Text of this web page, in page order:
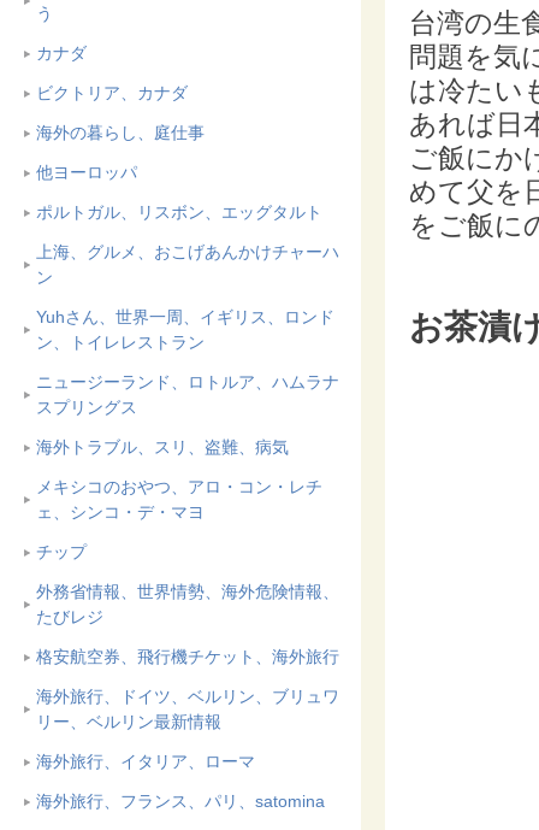
う
カナダ
ビクトリア、カナダ
海外の暮らし、庭仕事
他ヨーロッパ
ポルトガル、リスボン、エッグタルト
上海、グルメ、おこげあんかけチャーハ
ン
Yuhさん、世界一周、イギリス、ロンド
ン、トイレレストラン
ニュージーランド、ロトルア、ハムラナ
スプリングス
海外トラブル、スリ、盗難、病気
メキシコのおやつ、アロ・コン・レチ
ェ、シンコ・デ・マヨ
チップ
外務省情報、世界情勢、海外危険情報、
たびレジ
格安航空券、飛行機チケット、海外旅行
海外旅行、ドイツ、ベルリン、ブリュワ
リー、ベルリン最新情報
海外旅行、イタリア、ローマ
海外旅行、フランス、パリ、satomina
台湾の生
問題を気
は冷たい
あれば日
ご飯にか
めて父を
をご飯に
お茶漬